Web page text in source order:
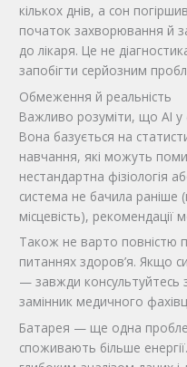
кількох днів, а сон
початок захворювання й
до лікаря. Це не
запобігти серйозним
Обмеження й реальність
Важливо розуміти, що AI у
Вона базується на
навчання, які можуть
нестандартна фізіологія
система не бачила раніше
місцевість),
Також не варто повністю
питаннях здоров’я. Якщо
— завжди консультуйтесь
замінник медичного
Батарея — ще одна
споживають більше